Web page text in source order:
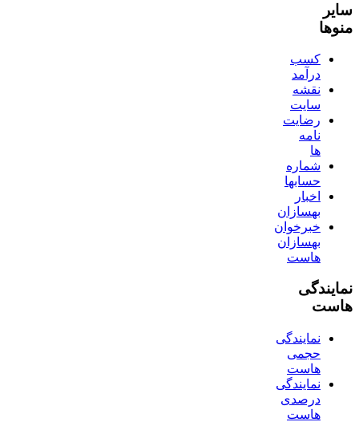
سایر
منوها
کسب
درآمد
نقشه
سایت
رضایت
نامه
ها
شماره
حسابها
اخبار
بهسازان
خبرخوان
بهسازان
هاست
نمایندگی
هاست
نمایندگی
حجمی
هاست
نمایندگی
درصدی
هاست